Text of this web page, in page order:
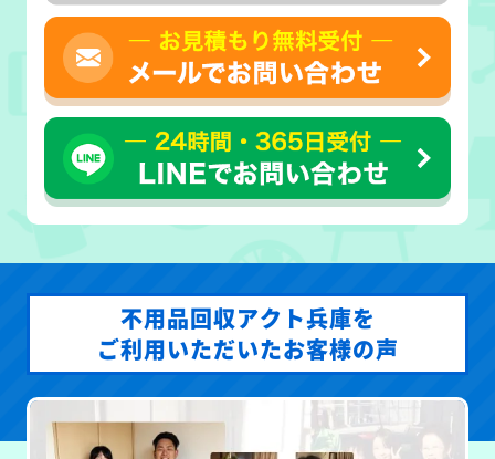
不用品回収アクト兵庫を
ご利用いただいたお客様の声